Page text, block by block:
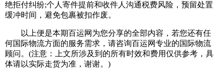
绝拒付纠纷;个人寄件提前和收件人沟通税费风险，预留处置
缓冲时间，避免包裹被扣作废。
以上便是本期百运网为您分享的全部内容，若您还有任
何国际物流方面的服务需求，请咨询百运网专业的国际物流
顾问。(注意：上文所涉及到的所有时效和费用仅供参考，具
体请以实际走货为准，谢谢。)